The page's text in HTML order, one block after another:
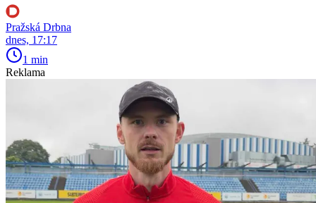
Pražská Drbna
dnes, 17:17
1 min
Reklama